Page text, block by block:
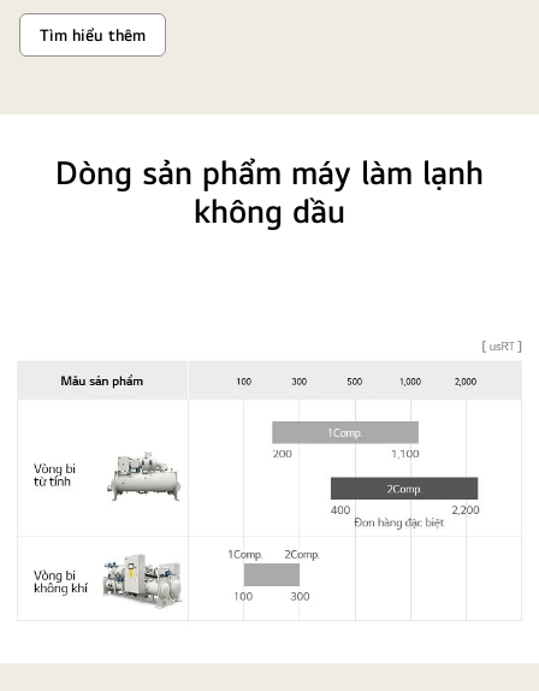
Điều
khiển
Tìm hiểu thêm
Dòng sản phẩm máy làm lạnh
không dầu